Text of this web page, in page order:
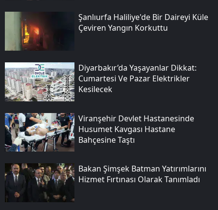
Şanlıurfa Haliliye'de Bir Daireyi Küle
Çeviren Yangın Korkuttu
Diyarbakır’da Yaşayanlar Dikkat:
Cumartesi Ve Pazar Elektrikler
Kesilecek
Viranşehir Devlet Hastanesinde
Husumet Kavgası Hastane
Bahçesine Taştı
Bakan Şimşek Batman Yatırımlarını
Hizmet Fırtınası Olarak Tanımladı